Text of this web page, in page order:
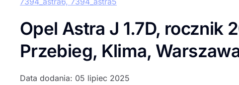
Opel Astra J 1.7D, rocznik
Przebieg, Klima,
Data dodania: 05 lipiec 2025